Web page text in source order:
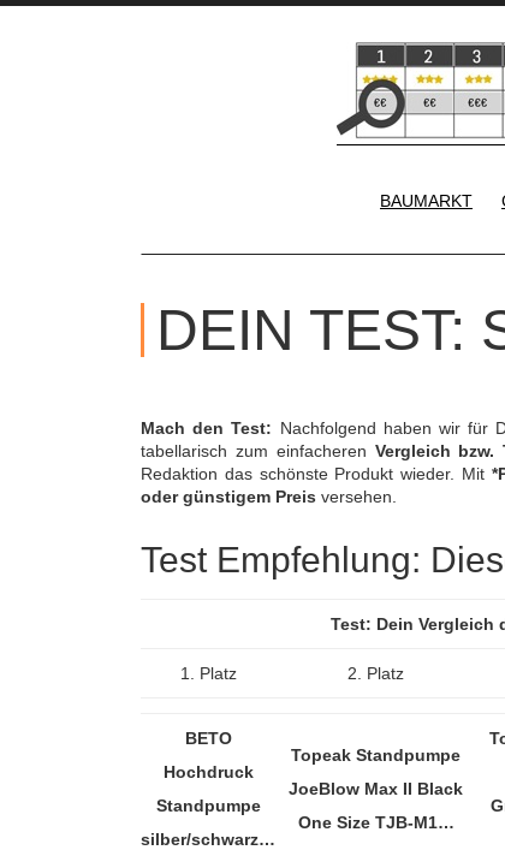
BAUMARKT
DEIN TEST:
Mach den Test: Nachfolgend haben wir für
tabellarisch zum einfacheren Vergleich bzw.
Redaktion das schönste Produkt wieder. Mit
oder günstigem Preis versehen.
Test Empfehlung:
Test: Dein Vergleich
1. Platz 2. Platz
BETO
Hochdruck
Standpumpe
silber/schwarz…
Topeak Standpumpe
JoeBlow Max II Black
One Size TJB-M1…